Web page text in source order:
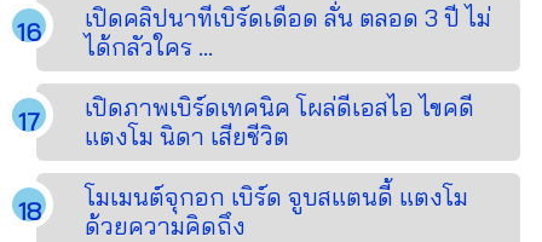
เปิดคลิปนาทีเบิร์ดเดือด ลั่น ตลอด 3 ปี ไม่
ได้กลัวใคร …
เปิดภาพเบิร์ดเทคนิค โผล่ดีเอสไอ ไขคดี
แตงโม นิดา เสียชีวิต
โมเมนต์จุกอก เบิร์ด จูบสแตนดี้ แตงโม
ด้วยความคิดถึง